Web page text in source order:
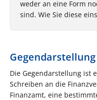
weder an eine Form
sind. Wie Sie diese
Gegendarstellung
Die Gegendarstellung ist
Schreiben an die
Finanzamt, eine